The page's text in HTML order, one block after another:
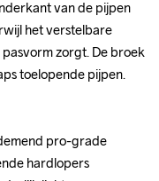
van de pijpen
het verstelbare
zorgt. De broek
toelopende pijpen.
pro-grade
hardlopers
van de pijpen
het verstelbare
zorgt. De broek
toelopende pijpen.
pro-grade
hardlopers